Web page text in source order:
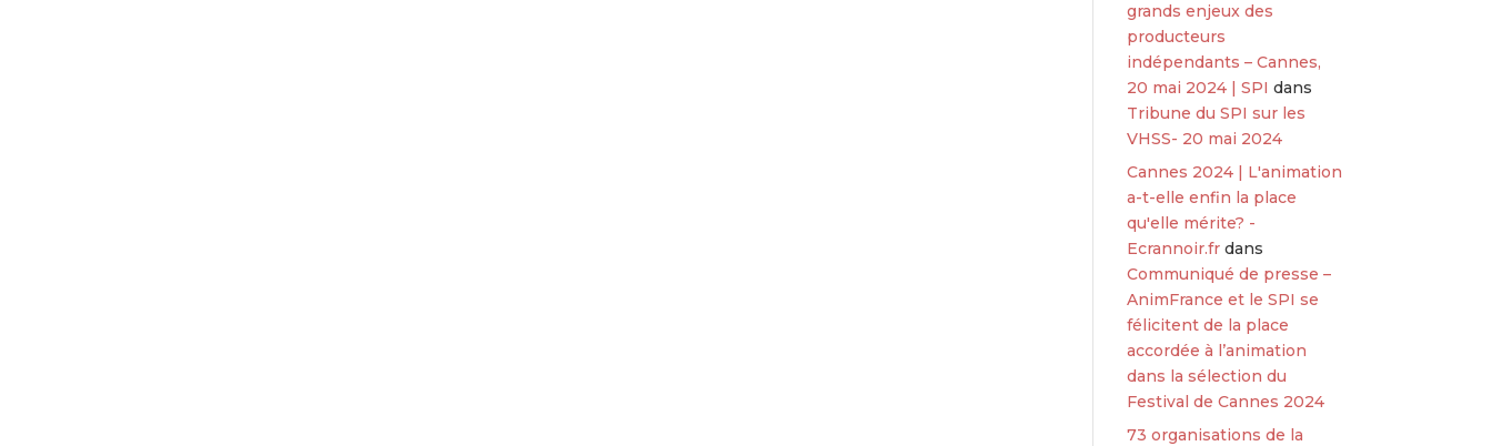
grands enjeux des
producteurs
indépendants – Cannes,
20 mai 2024 | SPI dans
Tribune du SPI sur les
VHSS- 20 mai 2024
Cannes 2024 | L'animation
a-t-elle enfin la place
qu'elle mérite? -
Ecrannoir.fr dans
Communiqué de presse –
AnimFrance et le SPI se
félicitent de la place
accordée à l’animation
dans la sélection du
Festival de Cannes 2024
73 organisations de la